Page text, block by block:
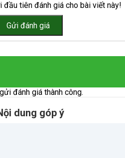
đầu tiên đánh giá cho bài viết này!
đánh giá thành công.
dung góp ý